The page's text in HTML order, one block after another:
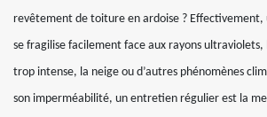
revêtement de toiture en ardoise ?
se fragilise facilement face aux rayons
trop intense, la neige ou d’autres phénomènes
son imperméabilité, un entretien régulier est la